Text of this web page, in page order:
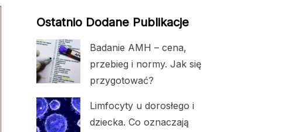
Ostatnio Dodane Publikacje
Badanie AMH – cena,
przebieg i normy. Jak się
przygotować?
Limfocyty u dorosłego i
dziecka. Co oznaczają